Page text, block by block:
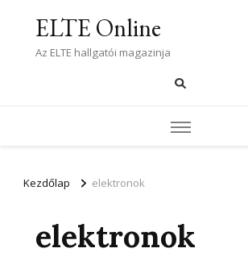
ELTE Online
Az ELTE hallgatói magazinja
Kezdőlap elektronok
elektronok